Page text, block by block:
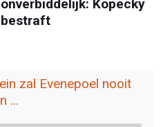
onverbiddelijk: Kopecky
bestraft
zal Evenepoel nooit
...